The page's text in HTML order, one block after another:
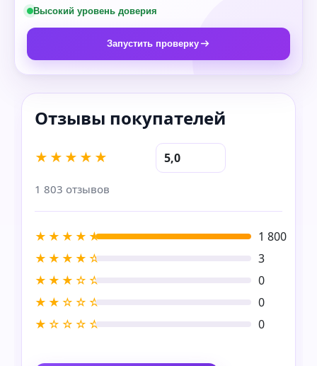
Высокий уровень доверия
Запустить проверку
★★★★★ 5,0
1 803 отзывов
★★★★★
1 800
★★★★☆
3
★★★☆☆
0
★★☆☆☆
0
★☆☆☆☆
0